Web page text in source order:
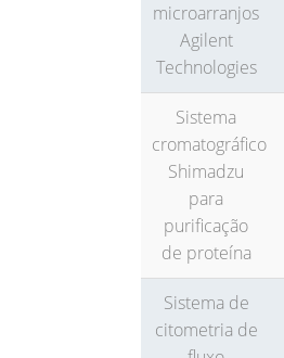
microarranjos
Agilent
Technologies
Sistema
cromatográfico
Shimadzu
para
purificação
de proteína
Sistema de
citometria de